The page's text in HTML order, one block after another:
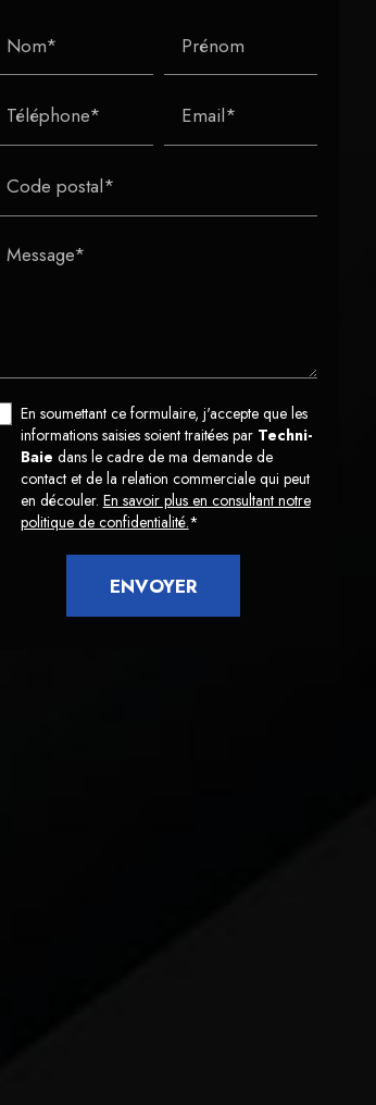
Nom* Prénom
Téléphone* Email*
Code postal*
Message*
En soumettant ce formulaire, j'accepte que les
informations saisies soient traitées par Techni-
Baie dans le cadre de ma demande de
contact et de la relation commerciale qui peut
en découler. En savoir plus en consultant notre
politique de confidentialité.*